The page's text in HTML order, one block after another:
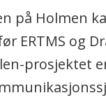
på Holmen
ERTMS og
prosjektet